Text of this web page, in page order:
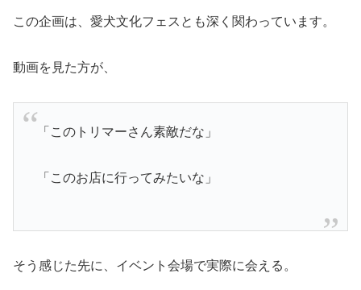
この企画は、愛犬文化フェスとも深く関わっています。
動画を見た方が、
「このトリマーさん素敵だな」
「このお店に行ってみたいな」
そう感じた先に、イベント会場で実際に会える。